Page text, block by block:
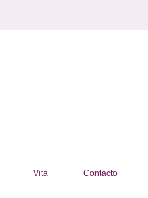
Vita Contacto